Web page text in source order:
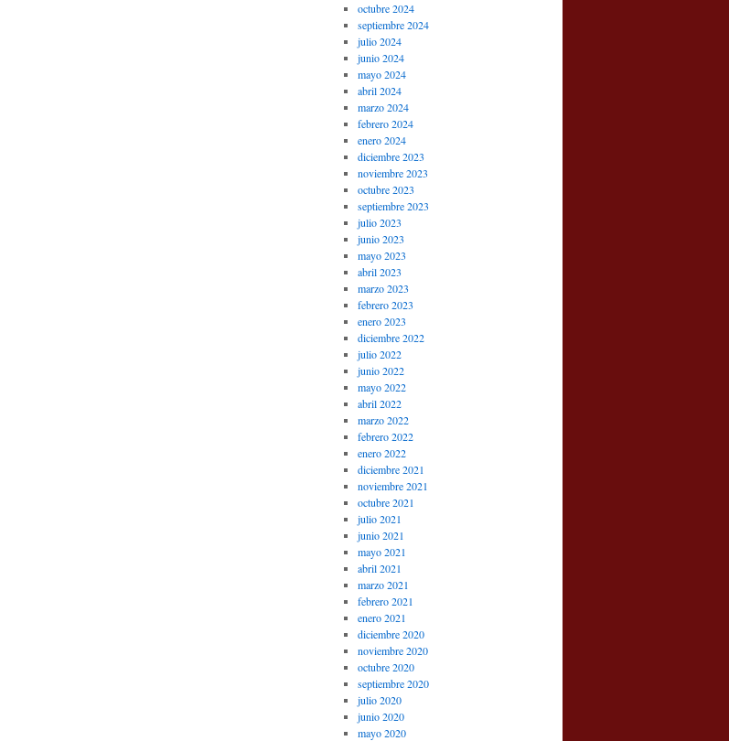
octubre 2024
septiembre 2024
julio 2024
junio 2024
mayo 2024
abril 2024
marzo 2024
febrero 2024
enero 2024
diciembre 2023
noviembre 2023
octubre 2023
septiembre 2023
julio 2023
junio 2023
mayo 2023
abril 2023
marzo 2023
febrero 2023
enero 2023
diciembre 2022
julio 2022
junio 2022
mayo 2022
abril 2022
marzo 2022
febrero 2022
enero 2022
diciembre 2021
noviembre 2021
octubre 2021
julio 2021
junio 2021
mayo 2021
abril 2021
marzo 2021
febrero 2021
enero 2021
diciembre 2020
noviembre 2020
octubre 2020
septiembre 2020
julio 2020
junio 2020
mayo 2020